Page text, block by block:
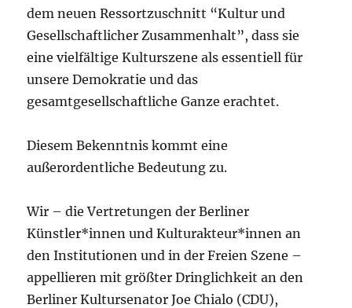
dem neuen Ressortzuschnitt “Kultur und
Gesellschaftlicher Zusammenhalt”, dass sie
eine vielfältige Kulturszene als essentiell für
unsere Demokratie und das
gesamtgesellschaftliche Ganze erachtet.
Diesem Bekenntnis kommt eine
außerordentliche Bedeutung zu.
Wir – die Vertretungen der Berliner
Künstler*innen und Kulturakteur*innen an
den Institutionen und in der Freien Szene –
appellieren mit größter Dringlichkeit an den
Berliner Kultursenator Joe Chialo (CDU),